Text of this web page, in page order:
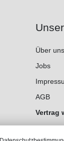
Über uns
Jobs
AGB
Vertrag